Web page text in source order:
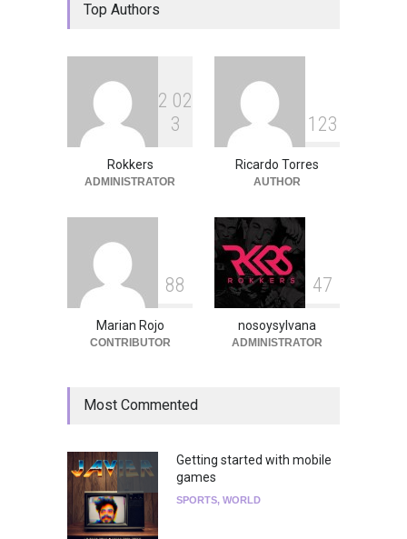
Breaking News,Conciertos
Peces Raros anuncia show
en el Auditorio BB de la
Ciudad de México
ARTICULO ,breaking
Top Authors
2 02
3
Rokkers
ADMINISTRATOR
1 23
Ricardo Torres
AUTHOR
88
Marian Rojo
CONTRIBUTOR
47
nosoysylvana
ADMINISTRATOR
Most Commented
Getting started with mobile
games
SPORTS, WORLD